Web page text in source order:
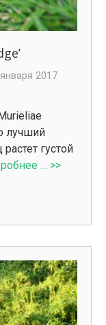
2017
лучший
густой
… >>